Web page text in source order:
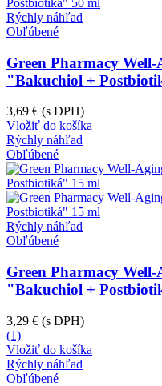
Rýchly náhľad
Obľúbené
Green Pharmacy
"Bakuchiol +
3,69 € (s DPH)
Vložiť do košíka
Rýchly náhľad
Obľúbené
Rýchly náhľad
Obľúbené
Green Pharmacy
"Bakuchiol +
3,29 € (s DPH)
(1)
Vložiť do košíka
Rýchly náhľad
Obľúbené